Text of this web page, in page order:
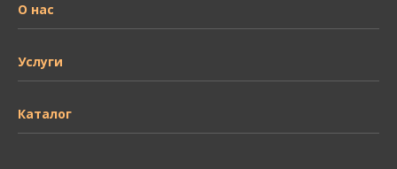
О нас
Услуги
Каталог